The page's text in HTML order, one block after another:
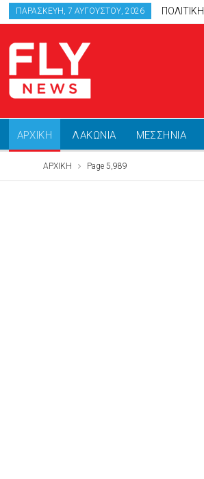
ΠΑΡΑΣΚΕΥΉ, 7 ΑΥΓΟΎΣΤΟΥ, 2026 ΠΟΛΙΤΙΚΗ
ΑΡΧΙΚΗ ΛΑΚΩΝΙΑ ΜΕΣΣΗΝΙΑ
ΑΡΧΙΚΗ Page 5,989